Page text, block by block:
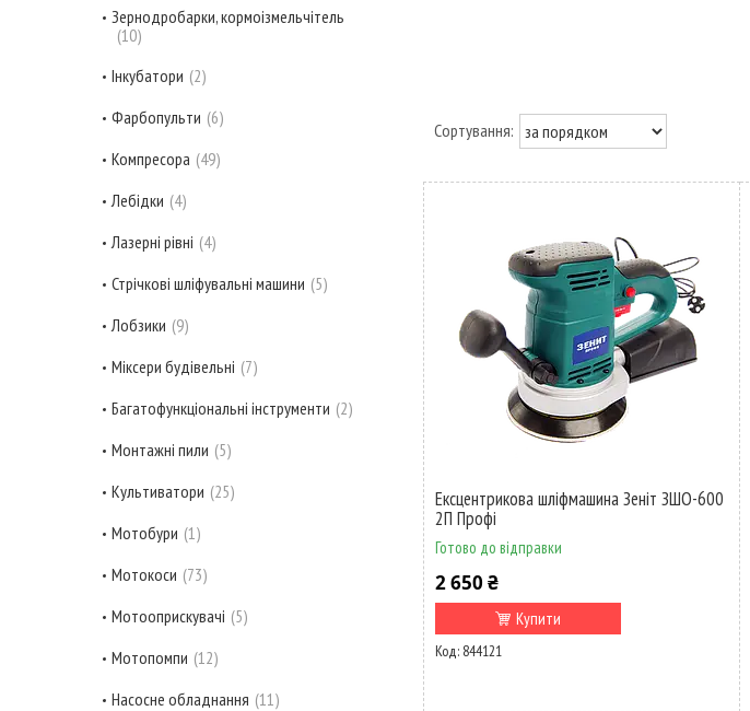
Ексцентрикова шліфмашина Зеніт ЗШО-600
2П Профі
Готово до відправки
2 650 ₴
Купити
844121
Зернодробарки, кормоізмельчітель
10
Інкубатори 2
Фарбопульти 6
Компресора 49
Лебідки 4
Лазерні рівні 4
Стрічкові шліфувальні машини 5
Лобзики 9
Міксери будівельні 7
Багатофункціональні інструменти 2
Монтажні пили 5
Культиватори 25
Мотобури 1
Мотокоси 73
Мотооприскувачі 5
Мотопомпи 12
Насосне обладнання 11